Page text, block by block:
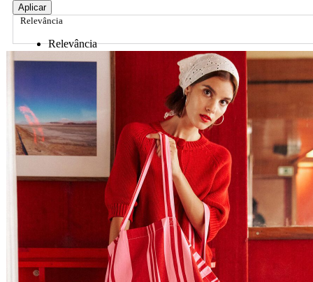
Aplicar
Relevância
Relevância
Preço Crescente
Nome do Produto Z - A
Ordenar por
Relevância
Relevância
Preço Crescente
Preço Decrescente
Nome do Produto A - Z
Nome do Produto Z - A